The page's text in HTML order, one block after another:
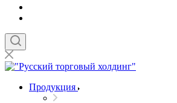
Продукция